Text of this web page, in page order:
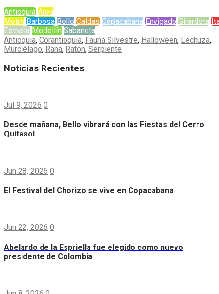
Antioquia Área
Metro Barbosa Bello Caldas Copacabana Envigado Girardota
Estrella Medellín Sabaneta
Antioquia, Corantioquia, Fauna Silvestre, Halloween, Lechuza,
Murciélago, Rana, Ratón, Serpiente
Noticias Recientes
Jul 9, 2026 0
Desde mañana, Bello vibrará con las Fiestas del Cerro
Quitasol
Jun 28, 2026 0
El Festival del Chorizo se vive en Copacabana
Jun 22, 2026 0
Abelardo de la Espriella fue elegido como nuevo
presidente de Colombia